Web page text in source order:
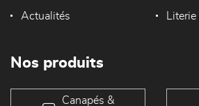
Actualités
Nos produits
Canapés &